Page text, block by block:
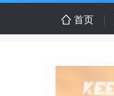
首页